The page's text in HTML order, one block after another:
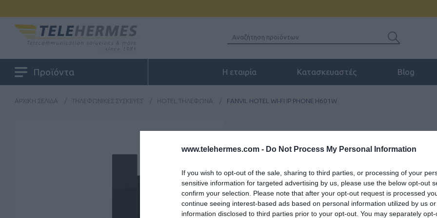
www.telehermes.com - Do Not Process My Personal Information
If you wish to opt-out of the sale, sharing to third parties, or processing of your
sensitive information for targeted advertising by us, please use the below opt-out
confirm your selection. Please note that after your opt-out request is processed
continue seeing interest-based ads based on personal information utilized by us
information disclosed to third parties prior to your opt-out. You may separately
Προϊόντα Η εταιρία Κατασκευαστές Blog
ΑΡΧΙΚΉ ΣΕΛΊΔΑ / ΤΗΛΕΦΩΝΙΚΈΣ ΣΥΣΚΕΥΈΣ / HOTEL ΤΗΛΈΦΩΝΑ / FANVIL HOTEL WI-FI IP PHONE H601W
FANVIL HOTEL WI-
Το FANVIL HOTEL WI-FI IP
χωρίς οθόνη, με κομψό
SKU: 02-10-0206